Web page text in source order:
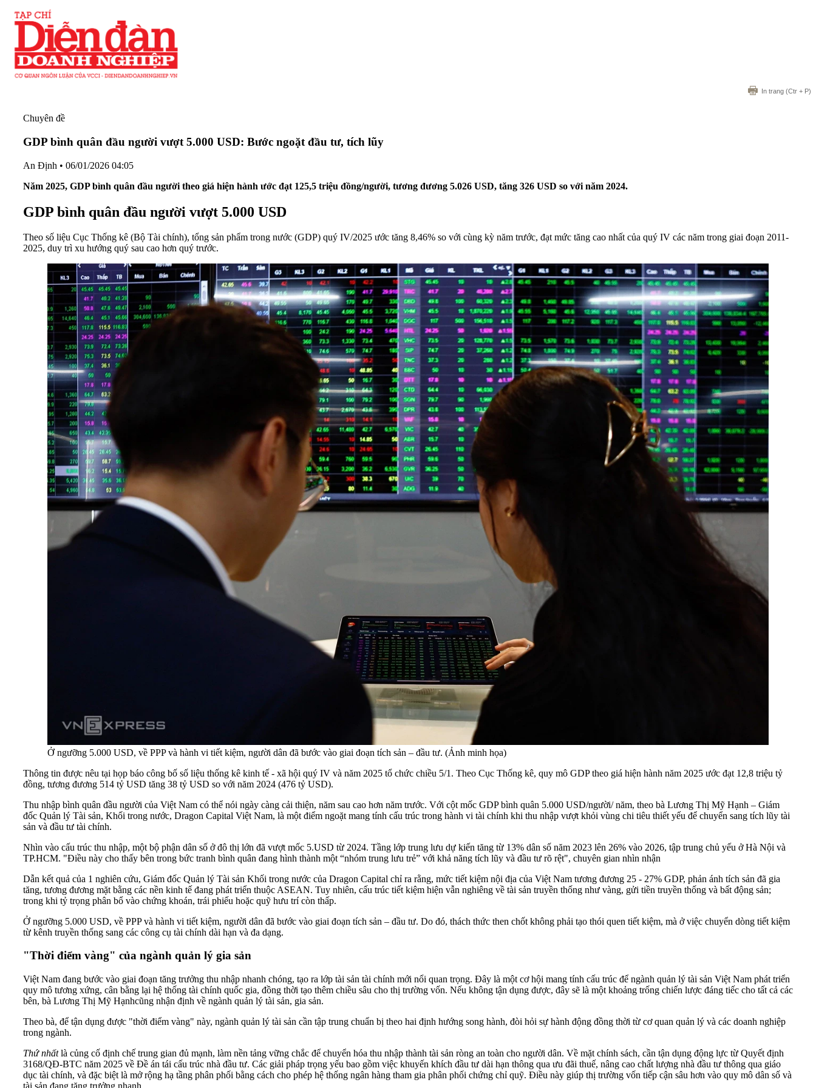
In trang (Ctr + P)
Chuyên đề
GDP bình quân đầu người vượt 5.000 USD: Bước ngoặt đầu tư, tích lũy
An Định • 06/01/2026 04:05
Năm 2025, GDP bình quân đầu người theo giá hiện hành ước đạt 125,5 triệu đồng/người, tương đương 5.026 USD, tăng 326 USD so với năm 2024.
GDP bình quân đầu người vượt 5.000 USD
Theo số liệu Cục Thống kê (Bộ Tài chính), tổng sản phẩm trong nước (GDP) quý IV/2025 ước tăng 8,46% so với cùng kỳ năm trước, đạt mức tăng cao nhất của quý IV các năm trong giai đoạn 2011-
2025, duy trì xu hướng quý sau cao hơn quý trước.
Ở ngưỡng 5.000 USD, về PPP và hành vi tiết kiệm, người dân đã bước vào giai đoạn tích sản – đầu tư. (Ảnh minh họa)
Thông tin được nêu tại họp báo công bố số liệu thống kê kinh tế - xã hội quý IV và năm 2025 tổ chức chiều 5/1. Theo Cục Thống kê, quy mô GDP theo giá hiện hành năm 2025 ước đạt 12,8 triệu tỷ
đồng, tương đương 514 tỷ USD tăng 38 tỷ USD so với năm 2024 (476 tỷ USD).
Thu nhập bình quân đầu người của Việt Nam có thể nói ngày càng cải thiện, năm sau cao hơn năm trước. Với cột mốc GDP bình quân 5.000 USD/người/ năm, theo bà Lương Thị Mỹ Hạnh – Giám
đốc Quản lý Tài sản, Khối trong nước, Dragon Capital Việt Nam, là một điểm ngoặt mang tính cấu trúc trong hành vi tài chính khi thu nhập vượt khỏi vùng chi tiêu thiết yếu để chuyển sang tích lũy tài
sản và đầu tư tài chính.
Nhìn vào cấu trúc thu nhập, một bộ phận dân số ở đô thị lớn đã vượt mốc 5.USD từ 2024. Tầng lớp trung lưu dự kiến tăng từ 13% dân số năm 2023 lên 26% vào 2026, tập trung chủ yếu ở Hà Nội và
TP.HCM. "Điều này cho thấy bên trong bức tranh bình quân đang hình thành một “nhóm trung lưu trẻ” với khả năng tích lũy và đầu tư rõ rệt", chuyên gian nhìn nhận
Dẫn kết quả của 1 nghiên cứu, Giám đốc Quản lý Tài sản Khối trong nước của Dragon Capital chỉ ra rằng, mức tiết kiệm nội địa của Việt Nam tương đương 25 - 27% GDP, phản ánh tích sản đã gia
tăng, tương đương mặt bằng các nền kinh tế đang phát triển thuộc ASEAN. Tuy nhiên, cấu trúc tiết kiệm hiện vẫn nghiêng về tài sản truyền thống như vàng, gửi tiền truyền thống và bất động sản;
trong khi tỷ trọng phân bổ vào chứng khoán, trái phiếu hoặc quỹ hưu trí còn thấp.
Ở ngưỡng 5.000 USD, về PPP và hành vi tiết kiệm, người dân đã bước vào giai đoạn tích sản – đầu tư. Do đó, thách thức then chốt không phải tạo thói quen tiết kiệm, mà ở việc chuyển dòng tiết kiệm
từ kênh truyền thống sang các công cụ tài chính dài hạn và đa dạng.
"Thời điểm vàng" của ngành quản lý gia sản
Việt Nam đang bước vào giai đoạn tăng trưởng thu nhập nhanh chóng, tạo ra lớp tài sản tài chính mới nổi quan trọng. Đây là một cơ hội mang tính cấu trúc để ngành quản lý tài sản Việt Nam phát triển
quy mô tương xứng, cân bằng lại hệ thống tài chính quốc gia, đồng thời tạo thêm chiều sâu cho thị trường vốn. Nếu không tận dụng được, đây sẽ là một khoảng trống chiến lược đáng tiếc cho tất cả các
bên, bà Lương Thị Mỹ Hạnhcũng nhận định về ngành quản lý tài sản, gia sản.
Theo bà, để tận dụng được "thời điểm vàng" này, ngành quản lý tài sản cần tập trung chuẩn bị theo hai định hướng song hành, đòi hỏi sự hành động đồng thời từ cơ quan quản lý và các doanh nghiệp
trong ngành.
Thứ nhấtlà củng cố định chế trung gian đủ mạnh, làm nền tảng vững chắc để chuyển hóa thu nhập thành tài sản ròng an toàn cho người dân. Về mặt chính sách, cần tận dụng động lực từ Quyết định
3168/QĐ-BTC năm 2025 về Đề án tái cấu trúc nhà đầu tư. Các giải pháp trọng yếu bao gồm việc khuyến khích đầu tư dài hạn thông qua ưu đãi thuế, nâng cao chất lượng nhà đầu tư thông qua giáo
dục tài chính, và đặc biệt là mở rộng hạ tầng phân phối bằng cách cho phép hệ thống ngân hàng tham gia phân phối chứng chỉ quỹ. Điều này giúp thị trường vốn tiếp cận sâu hơn vào quy mô dân số và